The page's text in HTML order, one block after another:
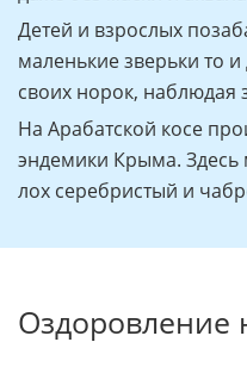
даже без маски и
Детей и взрослых
маленькие зверьки то
своих норок, наблюдая
На Арабатской косе
эндемики Крыма. Здесь
Оздоровление